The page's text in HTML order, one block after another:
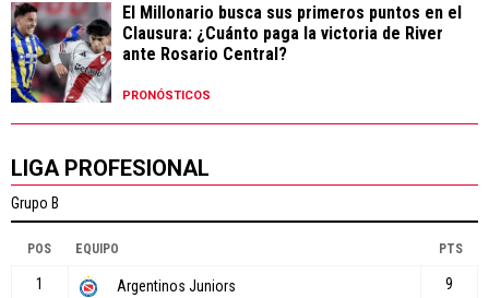
El Millonario busca sus primeros puntos en el
Clausura: ¿Cuánto paga la victoria de River
ante Rosario Central?
PRONÓSTICOS
LIGA PROFESIONAL